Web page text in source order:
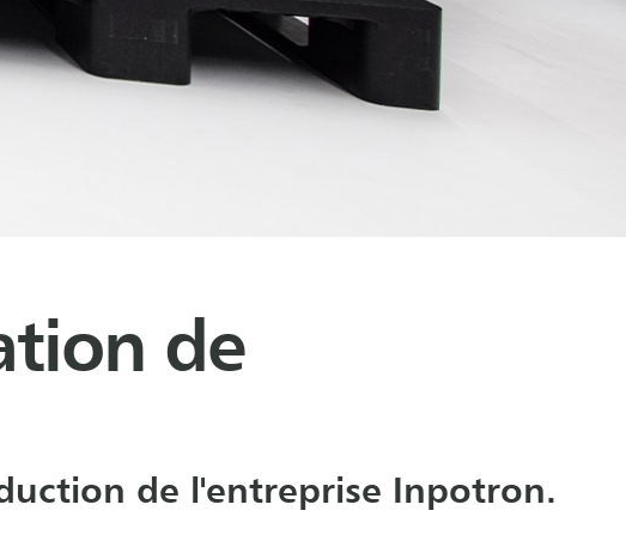
de
de l'entreprise Inpotron.